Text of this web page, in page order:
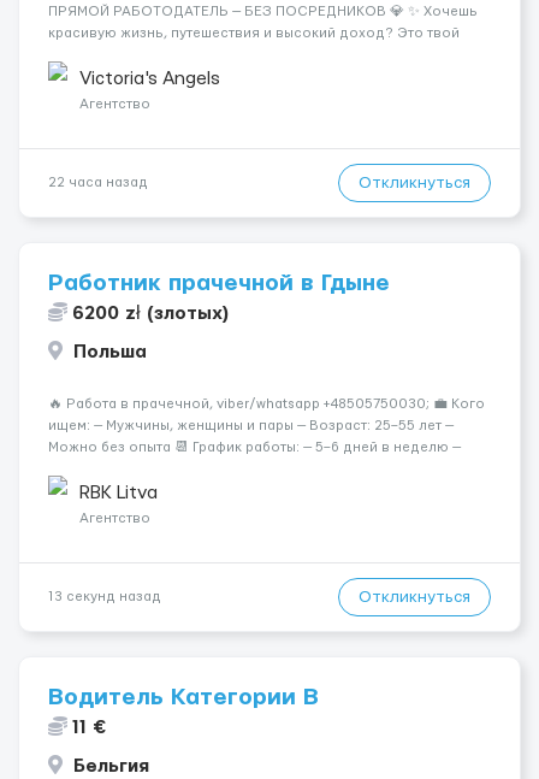
ПРЯМОЙ РАБОТОДАТЕЛЬ — БЕЗ ПОСРЕДНИКОВ 💎 ✨ Хочешь
красивую жизнь, путешествия и высокий доход? Это твой
Опытная команда с годами практики — Стабильный поток
клиентов (без ...
Victoria's Angels
Агентство
22 часа назад Откликнуться
Работник прачечной в Гдыне
6200 zł (злотых)
Польша
🔥 Работа в прачечной, viber/whatsapp +48505750030; 💼 Кого
ищем: — Мужчины, женщины и пары — Возраст: 25–55 лет —
Можно без опыта 📆 График работы: — 5–6 дней в неделю —
18:0...RBK Litva
Агентство
13 секунд назад Откликнуться
Водитель Категории В
11 €
Бельгия